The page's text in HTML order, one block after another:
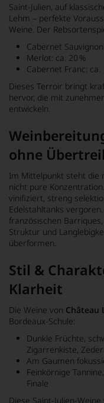
Saint-Julien, auf
Lehm – perfekte
Weine. Der
Cabernet
Merlot: ca. 20 %
Cabernet Franc: ca.
Dieses Terroir bringt
hervor, die mit
entwickeln.
ohne
Im Mittelpunkt steht die
nicht pure
vinifiziert, streng
Edelstahltanks
französischen
Struktur und
überformen.
Stil &
Klarheit
Die Weine von Château
Bordeaux-Schule:
Dunkle Früchte,
Zigarrenkiste,
Am Gaumen
Feinkörnige
Finale
Diese Saint-Julien-